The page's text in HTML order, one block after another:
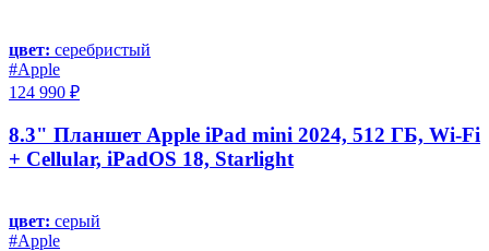
цвет: серебристый
#Apple
124 990 ₽
8.3" Планшет Apple iPad mini 2024, 512 ГБ, Wi-Fi
+ Cellular, iPadOS 18, Starlight
цвет: серый
#Apple